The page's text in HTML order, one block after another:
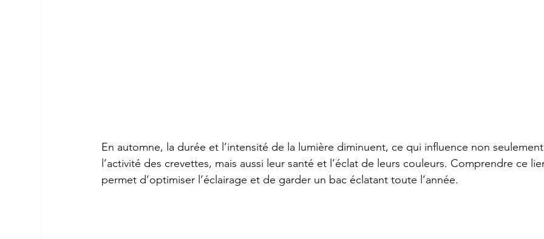
En automne, la durée et l’intensité de la lumière diminuent, ce qui influence non
l’activité des crevettes, mais aussi leur santé et l’éclat de leurs couleurs. Comprendre ce
permet d’optimiser l’éclairage et de garder un bac éclatant toute l’année.